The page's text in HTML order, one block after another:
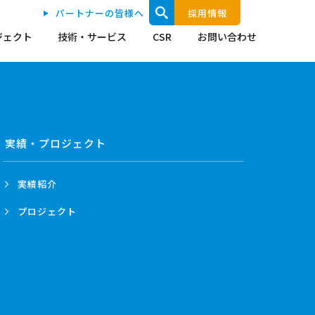
クト 技術・サービス CSR お問い合わせ
パートナーの皆様へ 採用情報
実績・プロジェクト
実績紹介
プロジェクト